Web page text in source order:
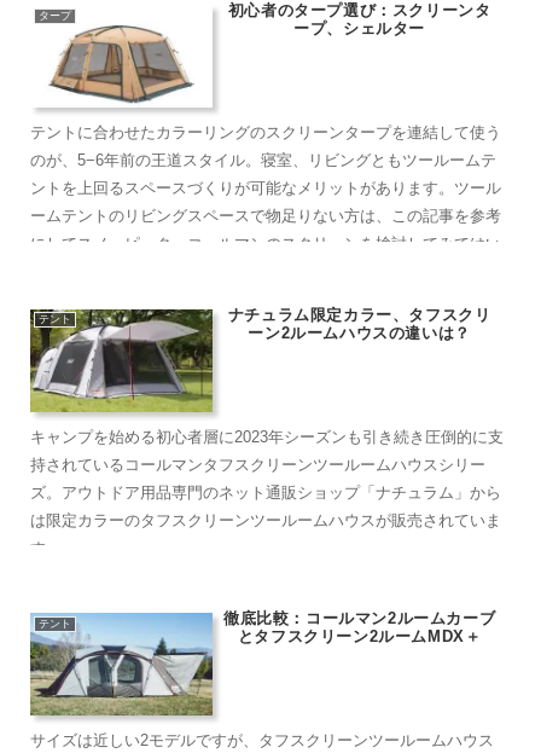
タープ
初心者のタープ選び：スクリーンタ
ープ、シェルター
テントに合わせたカラーリングのスクリーンタープを連結して使う
のが、5−6年前の王道スタイル。寝室、リビングともツールームテ
ントを上回るスペースづくりが可能なメリットがあります。ツール
ームテントのリビングスペースで物足りない方は、この記事を参考
にしてスノーピーク、コールマンのスクリーンを検討してみてはい
テント
ナチュラム限定カラー、タフスクリ
ーン2ルームハウスの違いは？
キャンプを始める初心者層に2023年シーズンも引き続き圧倒的に支
持されているコールマンタフスクリーンツールームハウスシリー
ズ。アウトドア用品専門のネット通販ショップ「ナチュラム」から
は限定カラーのタフスクリーンツールームハウスが販売されていま
す
テント
徹底比較：コールマン2ルームカーブ
とタフスクリーン2ルームMDX＋
サイズは近しい2モデルですが、タフスクリーンツールームハウス